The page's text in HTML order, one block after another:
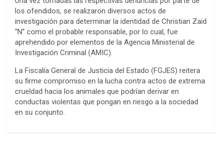
los ofendidos, se realizaron diversos actos de
investigación para determinar la identidad de Christian Zaid
“N” como el probable responsable, por lo cual, fue
aprehendido por elementos de la Agencia Ministerial de
Investigación Criminal (AMIC).
La Fiscalía General de Justicia del Estado (FGJES) reitera
su firme compromiso en la lucha contra actos de extrema
crueldad hacia los animales que podrían derivar en
conductas violentas que pongan en riesgo a la sociedad
en su conjunto.